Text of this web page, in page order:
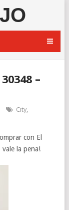
–
City,
con El
vale la pena!